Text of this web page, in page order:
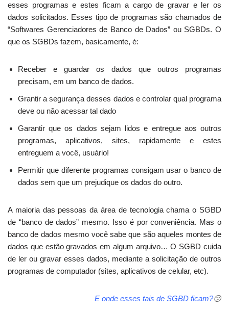
esses programas e estes ficam a cargo de gravar e ler os
dados solicitados. Esses tipo de programas são chamados de
“Softwares Gerenciadores de Banco de Dados” ou SGBDs. O
que os SGBDs fazem, basicamente, é:
Receber e guardar os dados que outros programas
precisam, em um banco de dados.
Grantir a segurança desses dados e controlar qual programa
deve ou não acessar tal dado
Garantir que os dados sejam lidos e entregue aos outros
programas, aplicativos, sites, rapidamente e estes
entreguem a você, usuário!
Permitir que diferente programas consigam usar o banco de
dados sem que um prejudique os dados do outro.
A maioria das pessoas da área de tecnologia chama o SGBD
de “banco de dados” mesmo. Isso é por conveniência. Mas o
banco de dados mesmo você sabe que são aqueles montes de
dados que estão gravados em algum arquivo… O SGBD cuida
de ler ou gravar esses dados, mediante a solicitação de outros
programas de computador (sites, aplicativos de celular, etc).
E onde esses tais de SGBD ficam?😕